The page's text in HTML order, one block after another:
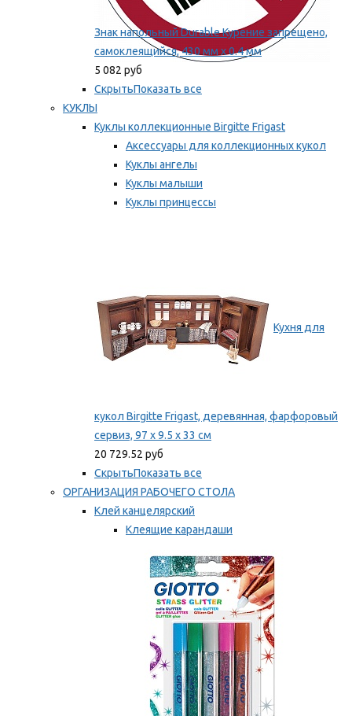
Знак напольный Durable Курение запрещено,
самоклеящийся, 430 мм х 0.4 мм
5 082 руб
СкрытьПоказать все
КУКЛЫ
Куклы коллекционные Birgitte Frigast
Аксессуары для коллекционных кукол
Куклы ангелы
Куклы малыши
Куклы принцессы
Кухня для
кукол Birgitte Frigast, деревянная, фарфоровый
сервиз, 97 x 9.5 x 33 см
20 729.52 руб
СкрытьПоказать все
ОРГАНИЗАЦИЯ РАБОЧЕГО СТОЛА
Клей канцелярский
Клеящие карандаши
Мы рекомендуем